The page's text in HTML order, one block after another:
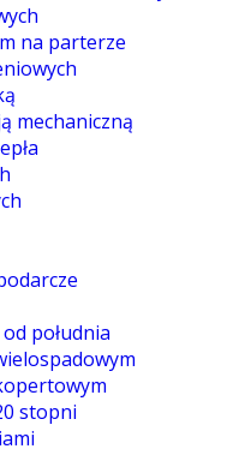
na parterze
mechaniczną
południa
stopni